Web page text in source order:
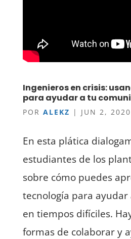
Ingenieros en crisis:
para ayudar a tu
POR ALEKZ | JUN 2, 2020
En esta plática
estudiantes de los
sobre cómo puedes
tecnología para
en tiempos difíciles.
formas de colaborar y